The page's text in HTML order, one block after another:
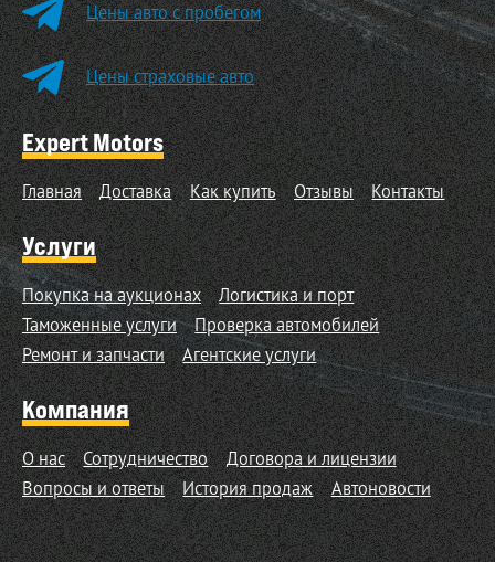
Цены авто с пробегом
Цены страховые авто
Expert Motors
Главная Доставка Как купить Отзывы Контакты
Услуги
Покупка на аукционах
Логистика и порт
Таможенные услуги
Проверка автомобилей
Ремонт и запчасти
Агентские услуги
Компания
О нас Сотрудничество
Договора и лицензии
Вопросы и ответы
История продаж Автоновости